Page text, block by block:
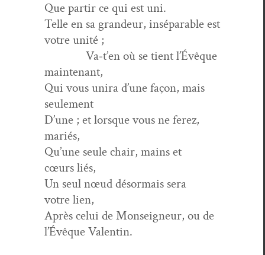
Que par­tir ce qui est uni.
Telle en sa grandeur, insé­para­ble est
votre unité ;
Va‑t’en où se tient l’Évêque
maintenant,
Qui vous uni­ra d’une façon, mais
seulement
D’une ; et lorsque vous ne fer­ez,
mariés,
Qu’une seule chair, mains et
cœurs liés,
Un seul nœud désor­mais sera
votre lien,
Après celui de Mon­seigneur, ou de
l’Évêque Valentin.